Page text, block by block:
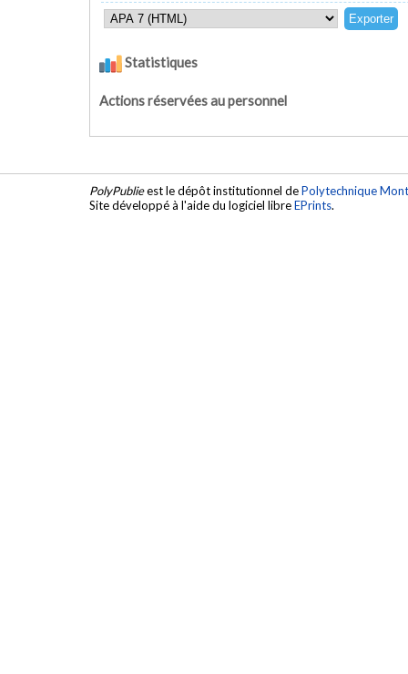
Statistiques
Actions réservées au personnel
PolyPublieest le dépôt institutionnel dePolytechnique
Site développé à l'aide du logiciel libreEPrints.